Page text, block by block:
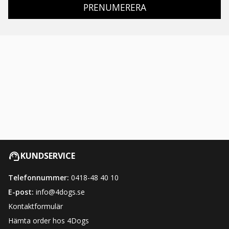
PRENUMERERA
KUNDSERVICE
Telefonnummer: 0418-48 40 10
E-post: info@4dogs.se
Kontaktformulär
Hämta order hos 4Dogs